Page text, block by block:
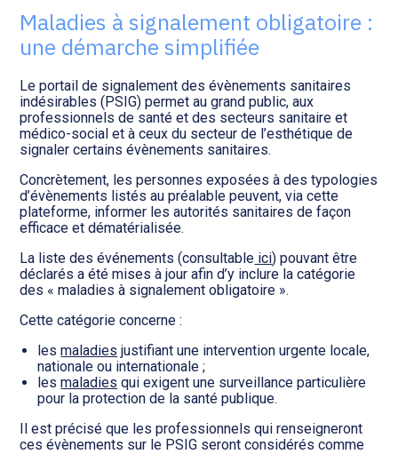
Procédures collectives
Transition numérique
Gérer vos ressources
Maladies à signalement obligatoire :
une démarche simplifiée
Le portail de signalement des évènements sanitaires
indésirables (PSIG) permet au grand public, aux
professionnels de santé et des secteurs sanitaire et
médico-social et à ceux du secteur de l’esthétique de
signaler certains évènements sanitaires.
Concrètement, les personnes exposées à des typologies
d’évènements listés au préalable peuvent, via cette
plateforme, informer les autorités sanitaires de façon
efficace et dématérialisée.
La liste des événements (consultable ici) pouvant être
déclarés a été mises à jour afin d’y inclure la catégorie
des « maladies à signalement obligatoire ».
Cette catégorie concerne :
lesmaladies justifiant une intervention urgente locale,
nationale ou internationale ;
lesmaladies qui exigent une surveillance particulière
pour la protection de la santé publique.
Il est précisé que les professionnels qui renseigneront
ces évènements sur le PSIG seront considérés comme